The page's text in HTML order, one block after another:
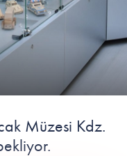
Müzesi Kdz.